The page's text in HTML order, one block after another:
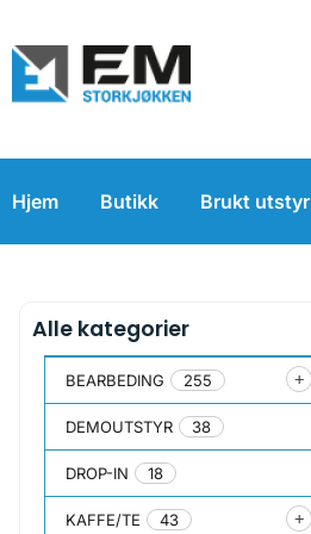
Hjem Butikk Brukt utstyr
Alle kategorier
BEARBEDING 255
DEMOUTSTYR 38
DROP-IN 18
KAFFE/TE 43